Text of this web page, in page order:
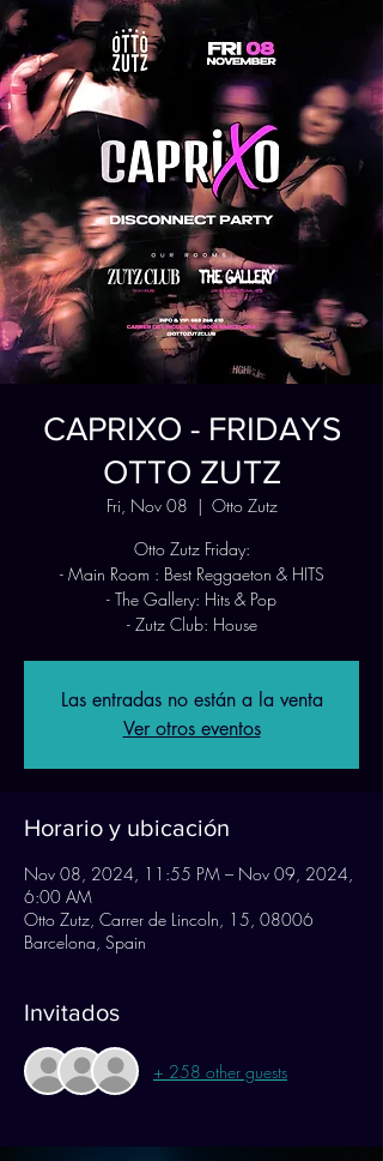
CAPRIXO - FRIDAYS
OTTO ZUTZ
Fri, Nov 08
  |
Otto Zutz
Otto Zutz Friday:
- Main Room : Best Reggaeton & HITS
- The Gallery: Hits & Pop
- Zutz Club: House
Las entradas no están a la venta
Ver otros eventos
Horario y ubicación
Nov 08, 2024, 11:55 PM – Nov 09, 2024,
6:00 AM
Otto Zutz, Carrer de Lincoln, 15, 08006
Barcelona, Spain
Invitados
+ 258 other guests